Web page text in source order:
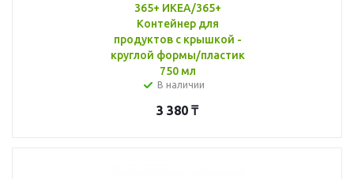
365+ ИКЕА/365+
Контейнер для
продуктов с крышкой -
круглой формы/пластик
750 мл
В наличии
3 380 ₸